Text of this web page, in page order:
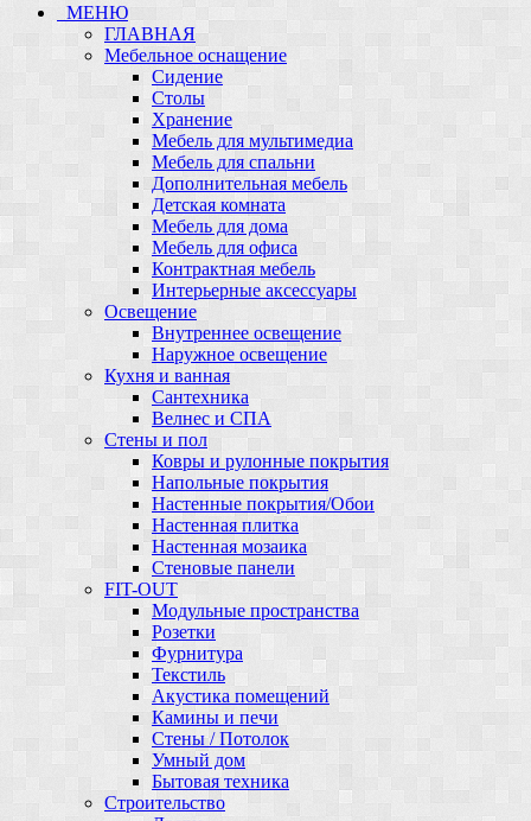
МЕНЮ
ГЛАВНАЯ
Мебельное оснащение
Сидение
Столы
Хранение
Мебель для мультимедиа
Мебель для спальни
Дополнительная мебель
Детская комната
Мебель для дома
Мебель для офиса
Контрактная мебель
Интерьерные аксессуары
Освещение
Внутреннее освещение
Наружное освещение
Кухня и ванная
Сантехника
Велнес и СПА
Стены и пол
Ковры и рулонные покрытия
Напольные покрытия
Настенные покрытия/Обои
Настенная плитка
Настенная мозаика
Стеновые панели
FIT-OUT
Модульные пространства
Розетки
Фурнитура
Текстиль
Акустика помещений
Камины и печи
Стены / Потолок
Умный дом
Бытовая техника
Строительство